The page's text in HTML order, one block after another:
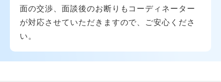
面の交渉、面談後のお断りもコーディネーター
が対応させていただきますので、ご安心くださ
い。